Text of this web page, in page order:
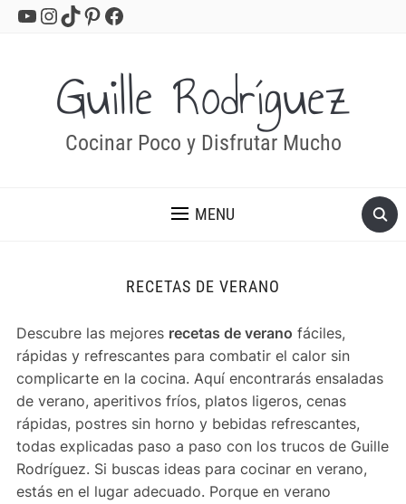
YouTube
Instagram
TikTok
Pinterest
Facebook
Guille Rodríguez
Cocinar Poco y Disfrutar Mucho
MENU
RECETAS DE VERANO
Descubre las mejores recetas de verano fáciles,
rápidas y refrescantes para combatir el calor sin
complicarte en la cocina. Aquí encontrarás ensaladas
de verano, aperitivos fríos, platos ligeros, cenas
rápidas, postres sin horno y bebidas refrescantes,
todas explicadas paso a paso con los trucos de Guille
Rodríguez. Si buscas ideas para cocinar en verano,
estás en el lugar adecuado. Porque en verano